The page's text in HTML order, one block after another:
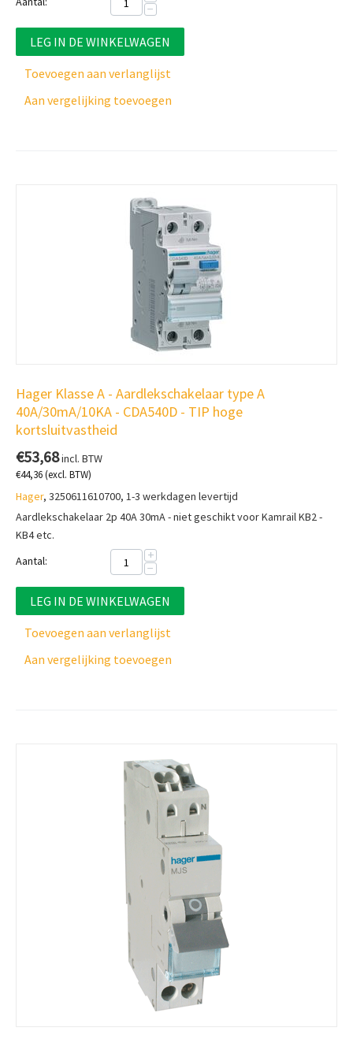
−
LEG IN DE WINKELWAGEN
Toevoegen aan verlanglijst
Aan vergelijking toevoegen
Hager Klasse A - Aardlekschakelaar type A
40A/30mA/10KA - CDA540D - TIP hoge
kortsluitvastheid
€53,68incl. BTW
€44,36(excl. BTW)
Hager, 3250611610700, 1-3 werkdagen levertijd
Aardlekschakelaar 2p 40A 30mA - niet geschikt voor Kamrail KB2 -
KB4 etc.
Aantal:
+
−
LEG IN DE WINKELWAGEN
Toevoegen aan verlanglijst
Aan vergelijking toevoegen